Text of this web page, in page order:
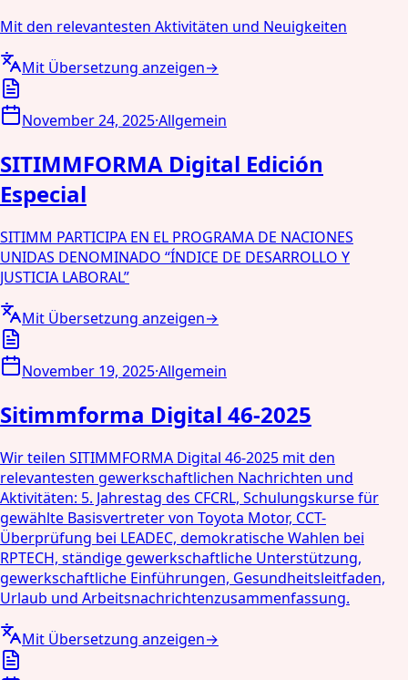
Mit den relevantesten Aktivitäten und Neuigkeiten
Mit Übersetzung anzeigen→
November 24, 2025·Allgemein
SITIMMFORMA Digital Edición
Especial
SITIMM PARTICIPA EN EL PROGRAMA DE NACIONES
UNIDAS DENOMINADO “ÍNDICE DE DESARROLLO Y
JUSTICIA LABORAL”
Mit Übersetzung anzeigen→
November 19, 2025·Allgemein
Sitimmforma Digital 46-2025
Wir teilen SITIMMFORMA Digital 46-2025 mit den
relevantesten gewerkschaftlichen Nachrichten und
Aktivitäten: 5. Jahrestag des CFCRL, Schulungskurse für
gewählte Basisvertreter von Toyota Motor, CCT-
Überprüfung bei LEADEC, demokratische Wahlen bei
RPTECH, ständige gewerkschaftliche Unterstützung,
gewerkschaftliche Einführungen, Gesundheitsleitfaden,
Urlaub und Arbeitsnachrichtenzusammenfassung.
Mit Übersetzung anzeigen→